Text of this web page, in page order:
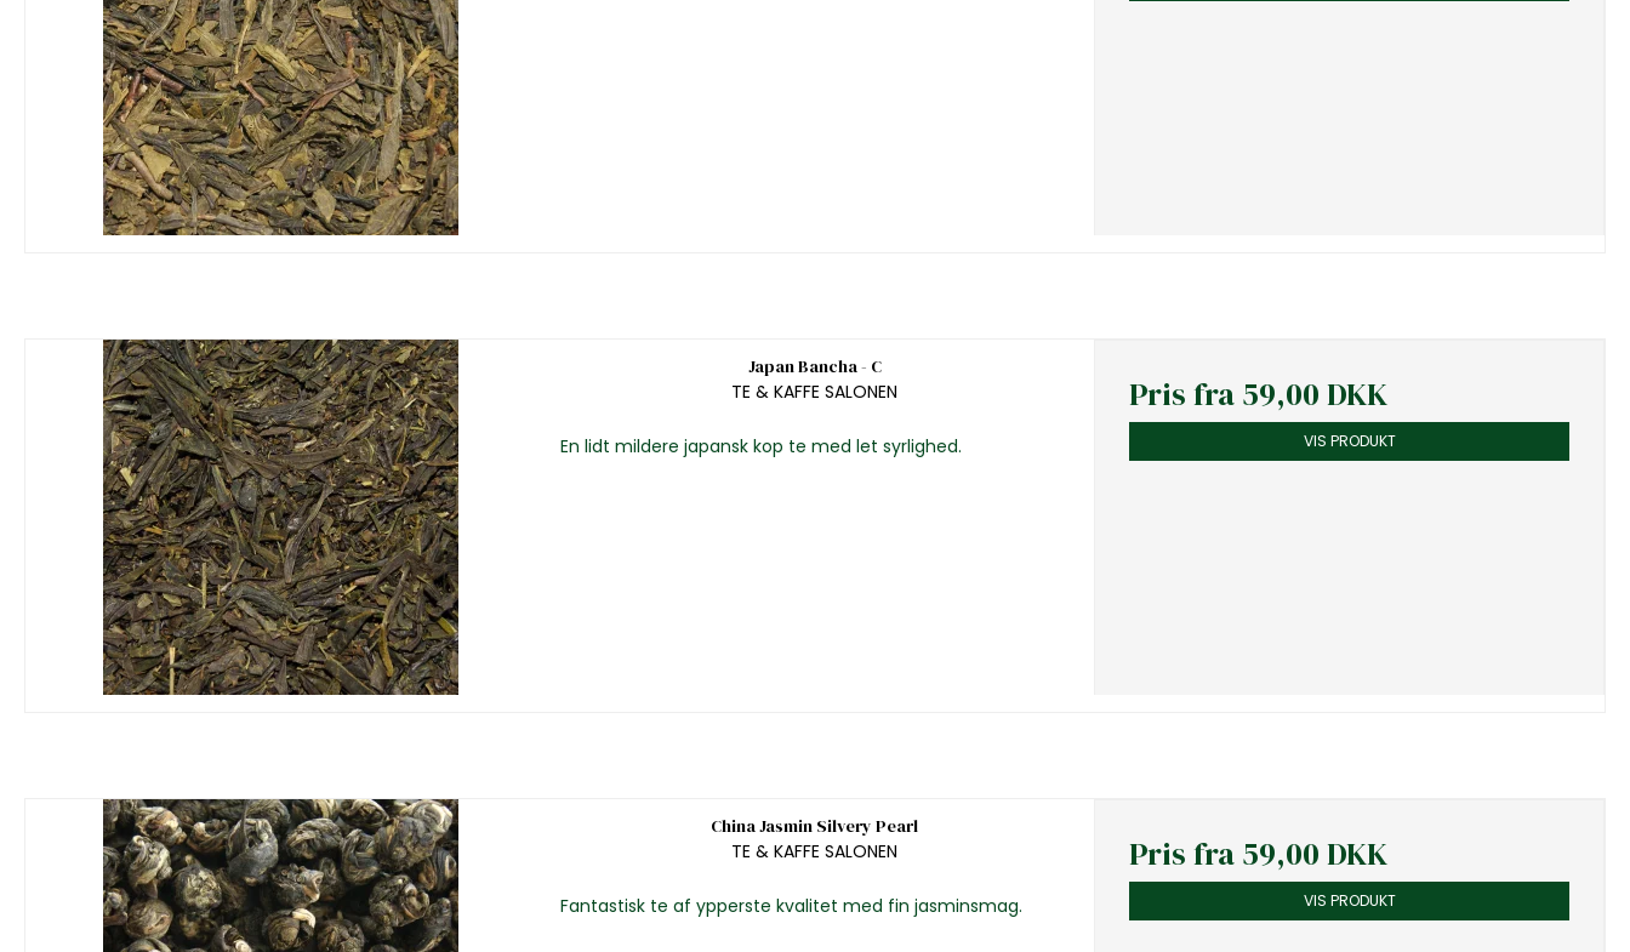
Japan Bancha - C
TE & KAFFE SALONEN
En lidt mildere japansk kop te med let syrlighed.
Pris fra59,00 DKK
VIS PRODUKT
China Jasmin Silvery Pearl
TE & KAFFE SALONEN
Fantastisk te af ypperste kvalitet med fin jasminsmag.
Pris fra59,00 DKK
VIS PRODUKT